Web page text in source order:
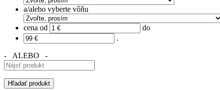
a/alebo vyberte vôňu
cena od
do
.
- ALEBO -